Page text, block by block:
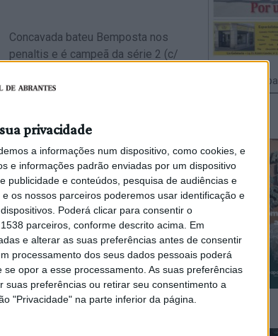
privacidade
a informações num dispositivo, como cookies, e
e informações padrão enviadas por um dispositivo
publicidade e conteúdos, pesquisa de audiências e
os nossos parceiros poderemos usar identificação e
Poderá clicar para consentir o
parceiros, conforme descrito acima. Em
e alterar as suas preferências antes de consentir
processamento dos seus dados pessoais poderá
opor a esse processamento. As suas preferências
preferências ou retirar seu consentimento a
"Privacidade" na parte inferior da página.
Concavada bateu Bemposta nos
penaltis e é campeã da série 2 (c/
19/05/2024 às 15:34
Socialista Carla Peixe ganha em
Alvega e Concavada com maioria
absoluta (c/áudio)
18/02/2024 às 21:16
Ampliar capa